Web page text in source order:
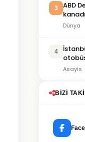
3
ABD
kazandı
Dünya
4
Asayis
BIZI